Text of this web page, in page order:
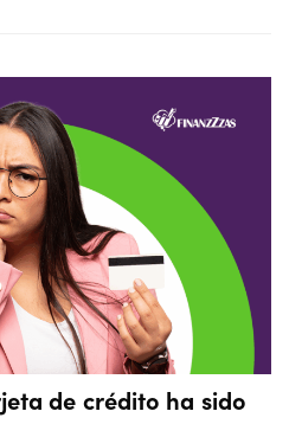
de crédito ha sido